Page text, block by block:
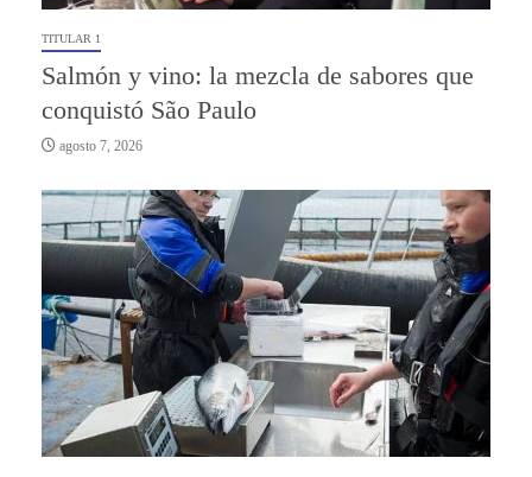
TITULAR 1
Salmón y vino: la mezcla de sabores que
conquistó São Paulo
agosto 7, 2026